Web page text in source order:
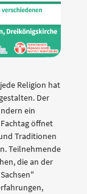
Religion hat
Der
ein
öffnet
Traditionen
Teilnehmende
die an der